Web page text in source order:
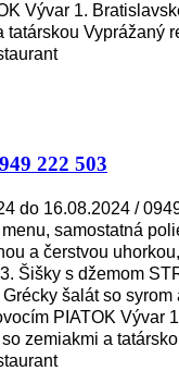
Vývar 1.
tatárskou Vyprážaný
222 503
do 16.08.2024 /
samostatná
a čerstvou
Šišky s džemom
šalát so
PIATOK
zemiakmi a